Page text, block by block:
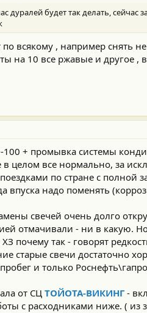
дуралей будет так делать,
по всякому , например снять
на 10 все ржавые и другое ,
+ промывка системы
целом все нормально, за
по стране с полной
впуска надо поменять
свечей очень долго
отмачивали - ни в какую.
почему так - говорят
старые свечи достаточно
и только
от СЦТОЙОТА-ВИКИНГ-
с расходниками ниже. ( из